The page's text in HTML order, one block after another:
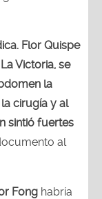
Flor Quispe
Victoria, se
la
cirugía y al
sintió fuertes
al
Fong habría